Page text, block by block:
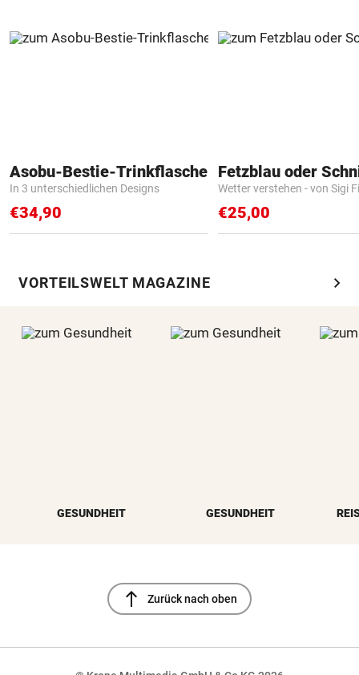
Asobu-Bestie-Trinkflasche
In 3 unterschiedlichen Designs
€34,90
Fetzblau oder
Wetter verstehen - von Sigi
€25,00
VORTEILSWELT MAGAZINE chevron_right
GESUNDHEIT GESUNDHEIT
north Zurück nach oben